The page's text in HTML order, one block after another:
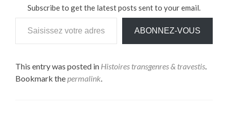
Subscribe to get the latest posts sent to your email.
Saisissez votre adresse e-mail…
ABONNEZ-VOUS
This entry was posted in Histoires transgenres & travestis
Bookmark the permalink